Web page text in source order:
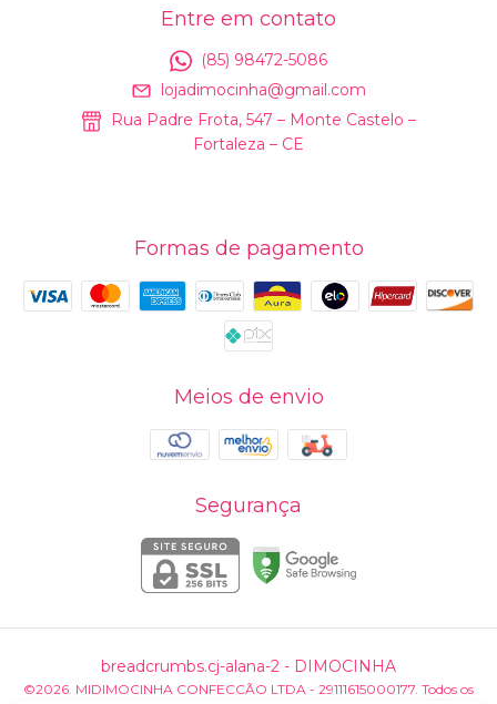
Entre em contato
(85) 98472-5086
lojadimocinha@gmail.com
Rua Padre Frota, 547 – Monte Castelo –
Fortaleza – CE
Formas de pagamento
Meios de envio
Segurança
breadcrumbs.cj-alana-2 - DIMOCINHA
©2026. MIDIMOCINHA CONFECCÃO LTDA - 29111615000177. Todos os